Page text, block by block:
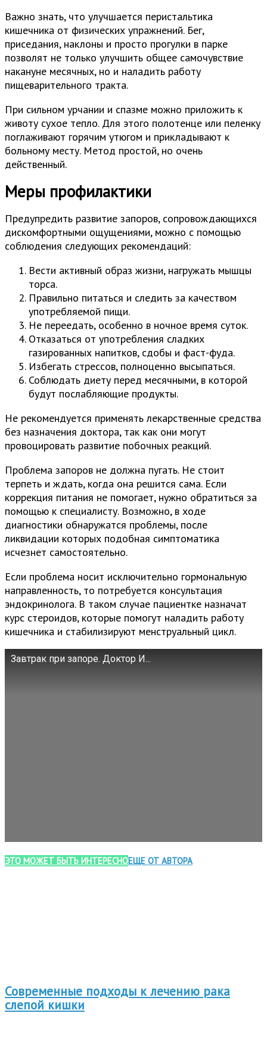
Важно знать, что улучшается перистальтика
кишечника от физических упражнений. Бег,
приседания, наклоны и просто прогулки в парке
позволят не только улучшить общее самочувствие
накануне месячных, но и наладить работу
пищеварительного тракта.
При сильном урчании и спазме можно приложить к
животу сухое тепло. Для этого полотенце или пеленку
поглаживают горячим утюгом и прикладывают к
больному месту. Метод простой, но очень
действенный.
Меры профилактики
Предупредить развитие запоров, сопровождающихся
дискомфортными ощущениями, можно с помощью
соблюдения следующих рекомендаций:
Вести активный образ жизни, нагружать мышцы
торса.
Правильно питаться и следить за качеством
употребляемой пищи.
Не переедать, особенно в ночное время суток.
Отказаться от употребления сладких
газированных напитков, сдобы и фаст-фуда.
Избегать стрессов, полноценно высыпаться.
Соблюдать диету перед месячными, в которой
будут послабляющие продукты.
Не рекомендуется применять лекарственные средства
без назначения доктора, так как они могут
провоцировать развитие побочных реакций.
Проблема запоров не должна пугать. Не стоит
терпеть и ждать, когда она решится сама. Если
коррекция питания не помогает, нужно обратиться за
помощью к специалисту. Возможно, в ходе
диагностики обнаружатся проблемы, после
ликвидации которых подобная симптоматика
исчезнет самостоятельно.
Если проблема носит исключительно гормональную
направленность, то потребуется консультация
эндокринолога. В таком случае пациентке назначат
курс стероидов, которые помогут наладить работу
кишечника и стабилизируют менструальный цикл.
Завтрак при запоре. Доктор И...
ЭТО МОЖЕТ БЫТЬ ИНТЕРЕСНОЕЩЕ ОТ АВТОРА
Современные подходы к лечению рака
слепой кишки